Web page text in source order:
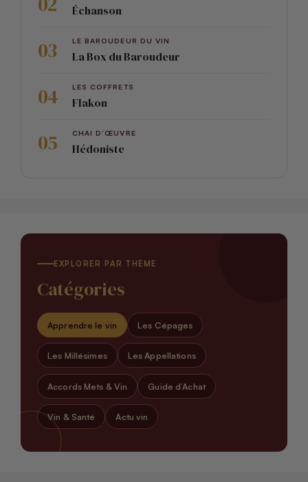
Échanson
LE BAROUDEUR DU VIN
La Box du Baroudeur
LES COFFRETS
Flakon
CHAI D’ŒUVRE
Hédoniste
EXPLORER PAR THÈME
Catégories
Apprendre le vin Les Cépages
Les Millésimes Les Appellations
Accords Mets & Vin Guide d’Achat
Vin & Santé Actu vin